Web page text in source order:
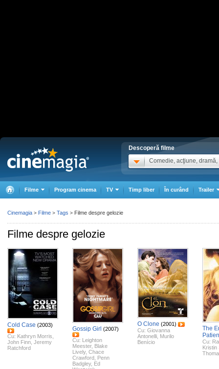
Descoperă filme
Comedie, acţiune, dramă,
Filme Program cinema TV Timp liber În curând Trailer
Filme despre gelozie
Cold Case (2003)
Cu: Kathryn Morris
John Finn Jeremy
Ratchford
Gossip Girl (2007)
Cu: Leighton
Meester, Blake
Lively, Chace
Crawford Penn
Badgley, Ed
O Clone (2001)
Cu: Giovanna
Antonelli Murilo
Benício
The
Cu:
Kristin
Cinemagia > Filme > Tags > Filme despre gelozie